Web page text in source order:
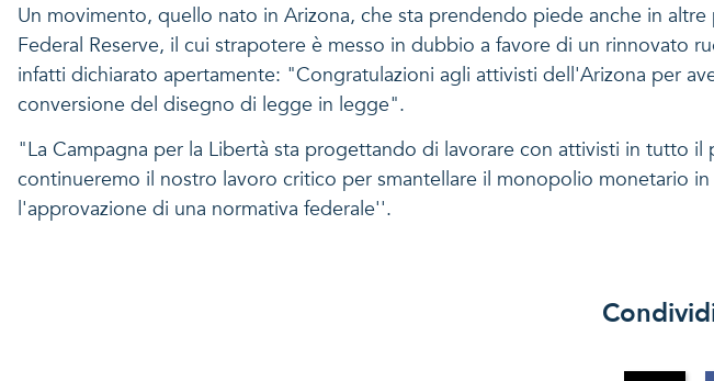
Un movimento, quello nato in Arizona, che sta prendendo piede anche in
Federal Reserve, il cui strapotere è messo in dubbio a favore di un rinnovato
infatti dichiarato apertamente: "Congratulazioni agli attivisti dell'Arizona per
conversione del disegno di legge in legge".
"La Campagna per la Libertà sta progettando di lavorare con attivisti in tutto
continueremo il nostro lavoro critico per smantellare il monopolio monetario
l'approvazione di una normativa federale''.